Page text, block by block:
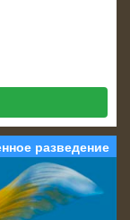
разведение